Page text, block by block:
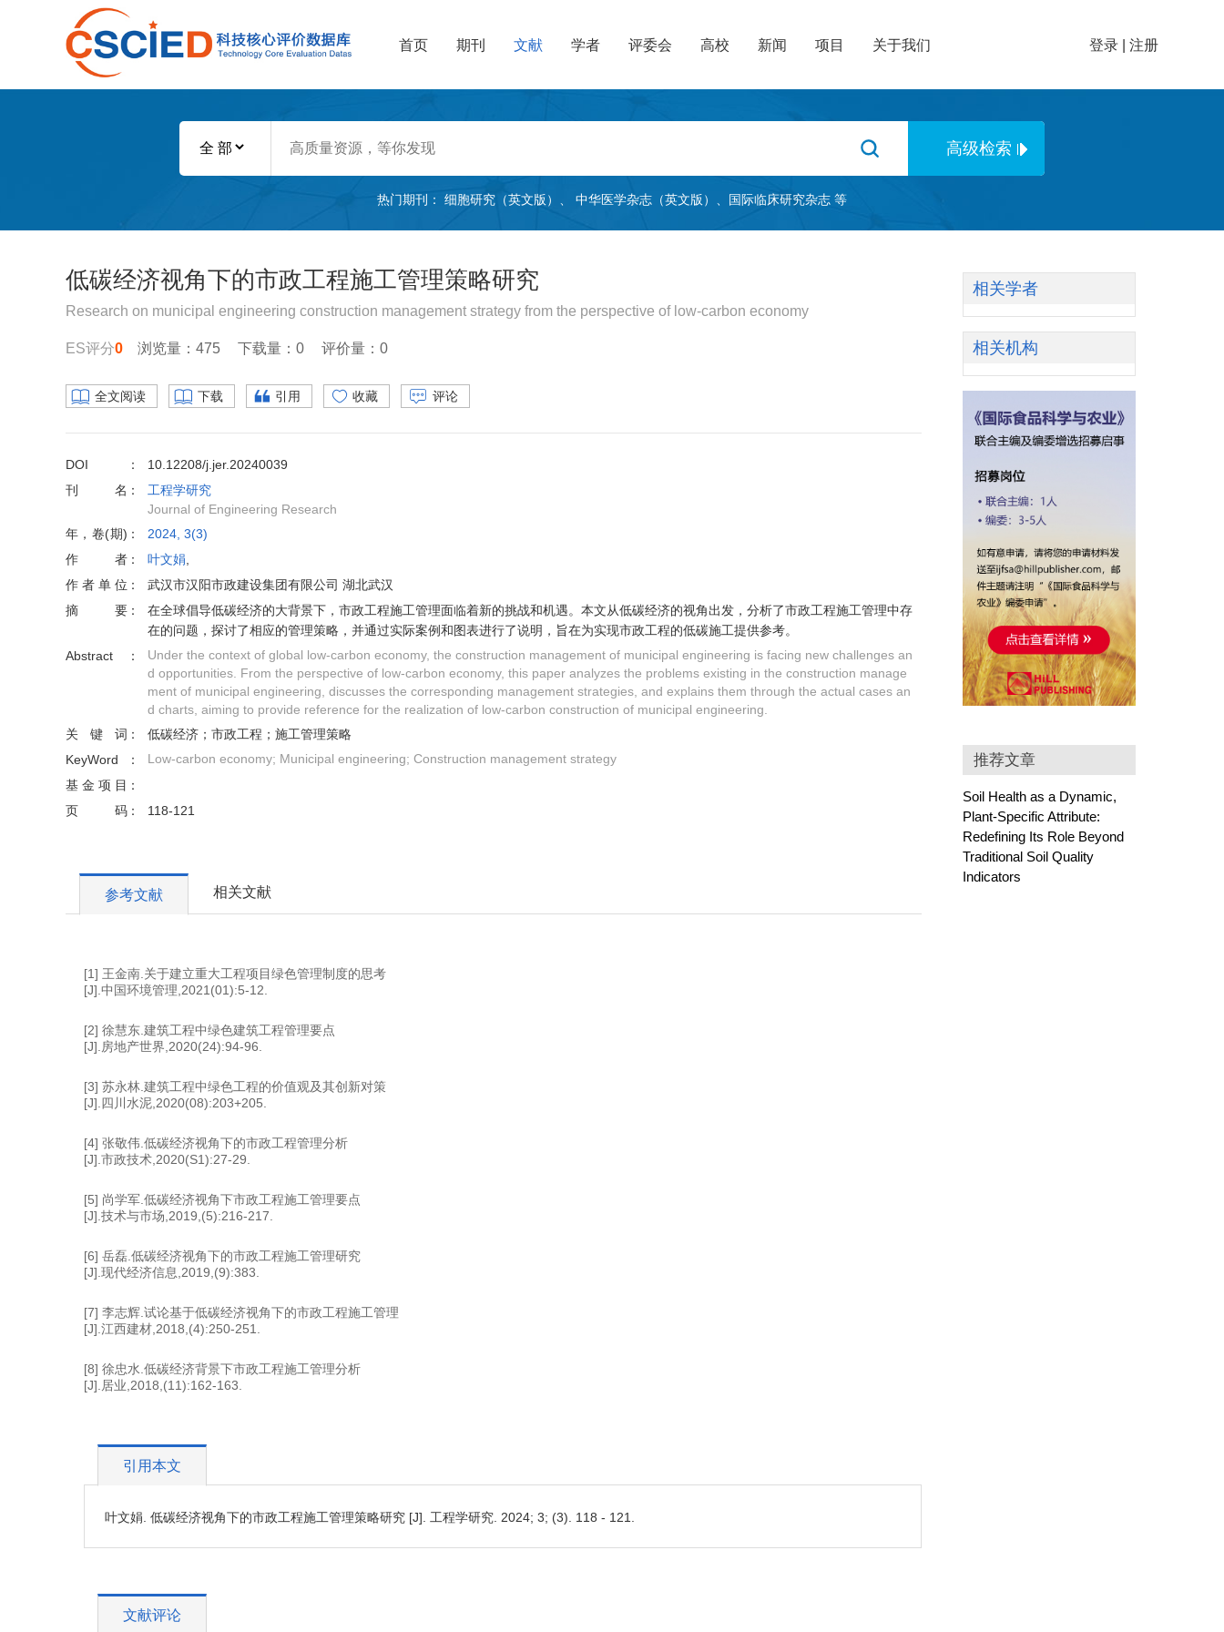
首页 期刊 文献 学者 评委会 高校 新闻 项目 关于我们 登录 注册
热门期刊： 细胞研究（英文版） 中华医学杂志（英文版） 国际临床研究杂志 等
相关学者
相关机构
推荐文章
Soil Health as a Dynamic,
Plant-Specific Attribute:
Redefining Its Role Beyond
Traditional Soil Quality
Indicators
低碳经济视角下的市政工程施工管理策略研究
Research on municipal engineering construction management strategy from the perspective of low-carbon economy
ES评分0 浏览量：475 下载量：0 评价量：0
全文阅读 下载 引用 收藏 评论
DOI
10.12208/j.jer.20240039
刊名
工程学研究
Journal of Engineering Research
年，卷(期)
2024, 3(3)
作者
叶文娟
作者单位
武汉市汉阳市政建设集团有限公司 湖北武汉
摘要
在全球倡导低碳经济的大背景下，市政工程施工管理面临着新的挑战和机遇。本文从低碳经济的视角出发，分析了市政工程施工管理中存
在的问题，探讨了相应的管理策略，并通过实际案例和图表进行了说明，旨在为实现市政工程的低碳施工提供参考。
Abstract
Under the context of global low-carbon economy, the construction management of municipal engineering is facing new challenges an
d opportunities. From the perspective of low-carbon economy, this paper analyzes the problems existing in the construction manage
ment of municipal engineering, discusses the corresponding management strategies, and explains them through the actual cases an
d charts, aiming to provide reference for the realization of low-carbon construction of municipal engineering.
关键词
低碳经济；市政工程；施工管理策略
KeyWord
Low-carbon economy; Municipal engineering; Construction management strategy
基金项目
页码
118-121
参考文献 相关文献
[1] 王金南.关于建立重大工程项目绿色管理制度的思考
[J].中国环境管理,2021(01):5-12.
[2] 徐慧东.建筑工程中绿色建筑工程管理要点
[J].房地产世界,2020(24):94-96.
[3] 苏永林.建筑工程中绿色工程的价值观及其创新对策
[J].四川水泥,2020(08):203+205.
[4] 张敬伟.低碳经济视角下的市政工程管理分析
[J].市政技术,2020(S1):27-29.
[5] 尚学军.低碳经济视角下市政工程施工管理要点
[J].技术与市场,2019,(5):216-217.
[6] 岳磊.低碳经济视角下的市政工程施工管理研究
[J].现代经济信息,2019,(9):383.
[7] 李志辉.试论基于低碳经济视角下的市政工程施工管理
[J].江西建材,2018,(4):250-251.
[8] 徐忠水.低碳经济背景下市政工程施工管理分析
[J].居业,2018,(11):162-163.
引用本文
叶文娟. 低碳经济视角下的市政工程施工管理策略研究 [J]. 工程学研究. 2024; 3; (3). 118 - 121.
文献评论